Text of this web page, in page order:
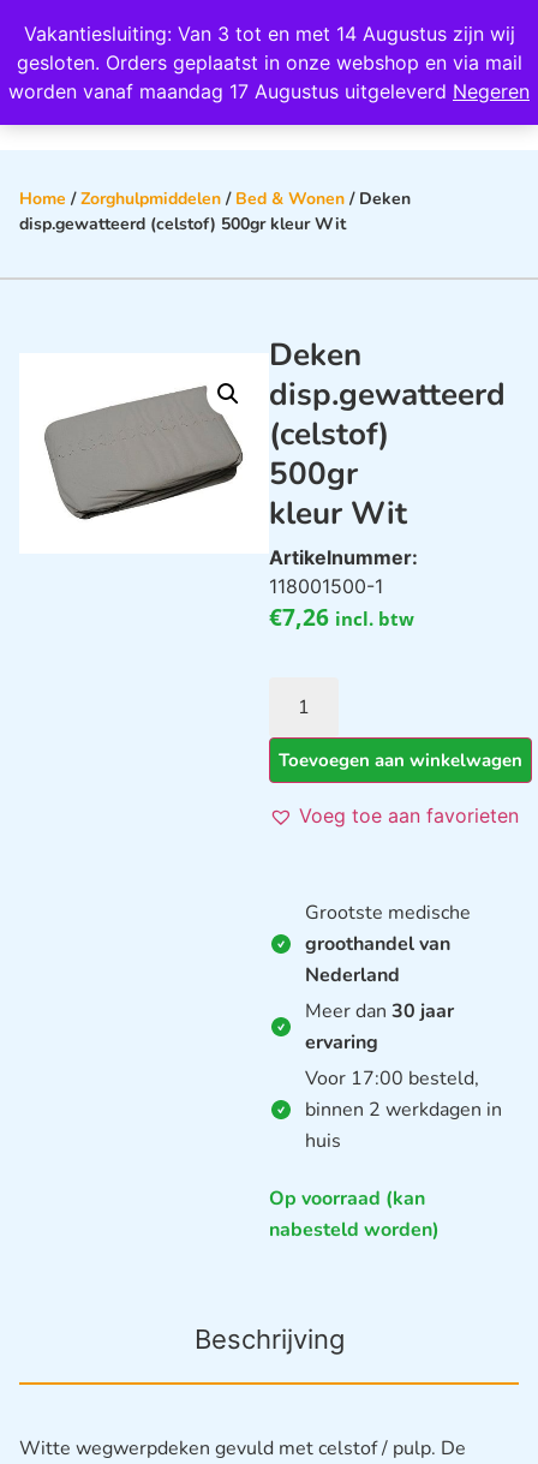
Vakantiesluiting: Van 3 tot en met 14 Augustus zijn wij
gesloten. Orders geplaatst in onze webshop en via mail
worden vanaf maandag 17 Augustus uitgeleverd Negeren
Wij scoren een 4,8 op Google
Home /Zorghulpmiddelen / Bed & Wonen / Deken
disp.gewatteerd (celstof) 500gr kleur Wit
Deken
disp.gewatteerd
(celstof)
500gr
kleur Wit
Artikelnummer:
118001500-1
€7,26 incl. btw
Toevoegen aan winkelwagen
Voeg toe aan favorieten
Grootste medische
groothandel van
Nederland
Meer dan 30 jaar
ervaring
Voor 17:00 besteld,
binnen 2 werkdagen in
huis
Op voorraad (kan
nabesteld worden)
Beschrijving
Witte wegwerpdeken gevuld met celstof / pulp. De